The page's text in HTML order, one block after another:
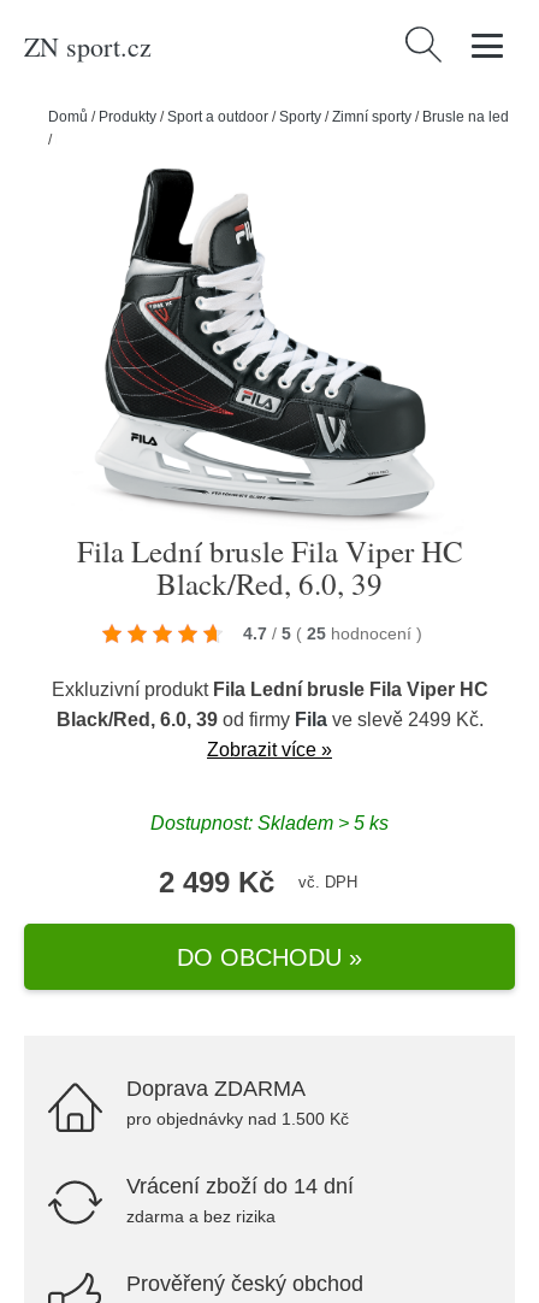
ZN sport.cz Vyhledávání
Domů / Produkty /Sport a outdoor /Sporty /Zimní sporty / Brusle na led
/
Fila Lední brusle Fila Viper HC
Black/Red, 6.0, 39
4.7 / 5 ( 25 hodnocení )
Exkluzivní produkt Fila Lední brusle Fila Viper HC
Black/Red, 6.0, 39od firmy Filave slevě 2499 Kč.
Zobrazit více »
Dostupnost: Skladem > 5 ks
2 499 Kč vč. DPH
DO OBCHODU »
Doprava ZDARMA
pro objednávky nad 1.500 Kč
Vrácení zboží do 14 dní
zdarma a bez rizika
Prověřený český obchod